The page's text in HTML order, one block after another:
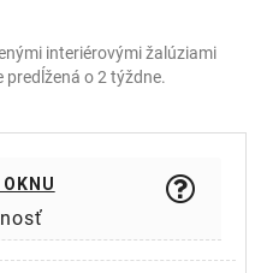
interiérovými žalúziami
predĺžená o 2 týždne.